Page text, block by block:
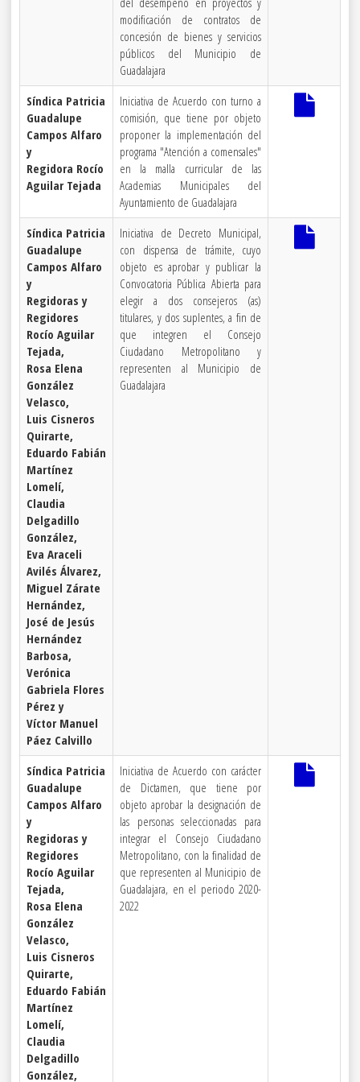
modificación de contratos de
concesión de bienes y servicios
públicos del Municipio de
Guadalajara
Síndica Patricia
Guadalupe
Campos Alfaro
y
Regidora Rocío
Aguilar Tejada
Iniciativa de Acuerdo con turno a
comisión, que tiene por objeto
proponer la implementación del
programa "Atención a comensales"
en la malla curricular de las
Academias Municipales del
Ayuntamiento de Guadalajara
Síndica Patricia
Guadalupe
Campos Alfaro
y
Regidoras y
Regidores
Rocío Aguilar
Tejada,
Rosa Elena
González
Velasco,
Luis Cisneros
Quirarte,
Eduardo Fabián
Martínez
Lomelí,
Claudia
Delgadillo
González,
Eva Araceli
Avilés Álvarez,
Miguel Zárate
Hernández,
José de Jesús
Hernández
Barbosa,
Verónica
Gabriela Flores
Pérez y
Víctor Manuel
Páez Calvillo
Iniciativa de Decreto Municipal,
con dispensa de trámite, cuyo
objeto es aprobar y publicar la
Convocatoria Pública Abierta para
elegir a dos consejeros (as)
titulares, y dos suplentes, a fin de
que integren el Consejo
Ciudadano Metropolitano y
representen al Municipio de
Guadalajara
Síndica Patricia
Guadalupe
Campos Alfaro
y
Regidoras y
Regidores
Rocío Aguilar
Tejada,
Rosa Elena
González
Velasco,
Luis Cisneros
Quirarte,
Eduardo Fabián
Martínez
Lomelí,
Claudia
Delgadillo
González,
Iniciativa de Acuerdo con carácter
de Dictamen, que tiene por
objeto aprobar la designación de
las personas seleccionadas para
integrar el Consejo Ciudadano
Metropolitano, con la finalidad de
que representen al Municipio de
Guadalajara, en el periodo 2020-
2022